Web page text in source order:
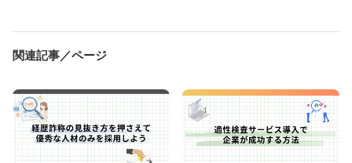
関連記事／ページ